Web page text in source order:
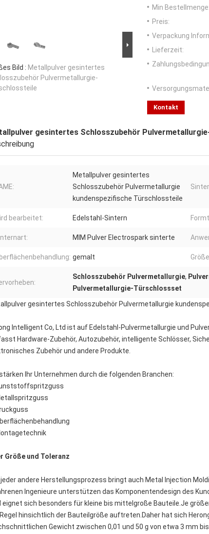
Bild : Metallpulver gesintertes
Pulvermetallurgie-
Min Bestellmenge:
Preis:
Verpackung
Lieferzeit:
Kontakt
gesintertes Schlosszubehör
Metallpulver gesintertes
Schlosszubehör Pulvermetallurgie
kundenspezifische Türschlossteile
bearbeitet: Edelstahl-Sintern
MIM Pulver Electrospark sinterte
gemalt
Schlosszubehör Pulvermetallurgie,
Pulvermetallurgie-Türschlossset
gesintertes Schlosszubehör Pulvermetallurgie
Intelligent Co, Ltd ist auf Edelstahl-Pulvermetallurgie und
Hardware-Zubehör, Autozubehör, intelligente Schlösser,
Zubehör und andere Produkte.
Ihr Unternehmen durch die folgenden Branchen:
Größe und Toleranz
jeder andere Herstellungsprozess bringt auch Metal Injection
Ingenieure unterstützen das Komponentendesign des
eignet sich besonders für kleine bis mittelgroße Bauteile.Je
hinsichtlich der Bauteilgröße auftreten.Daher hat sich
Gewicht zwischen 0,01 und 50 g von etwa 3 mm